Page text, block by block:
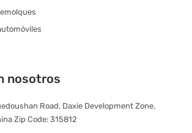
nosotros
Road, Daxie Development Zone,
Zip Code: 315812